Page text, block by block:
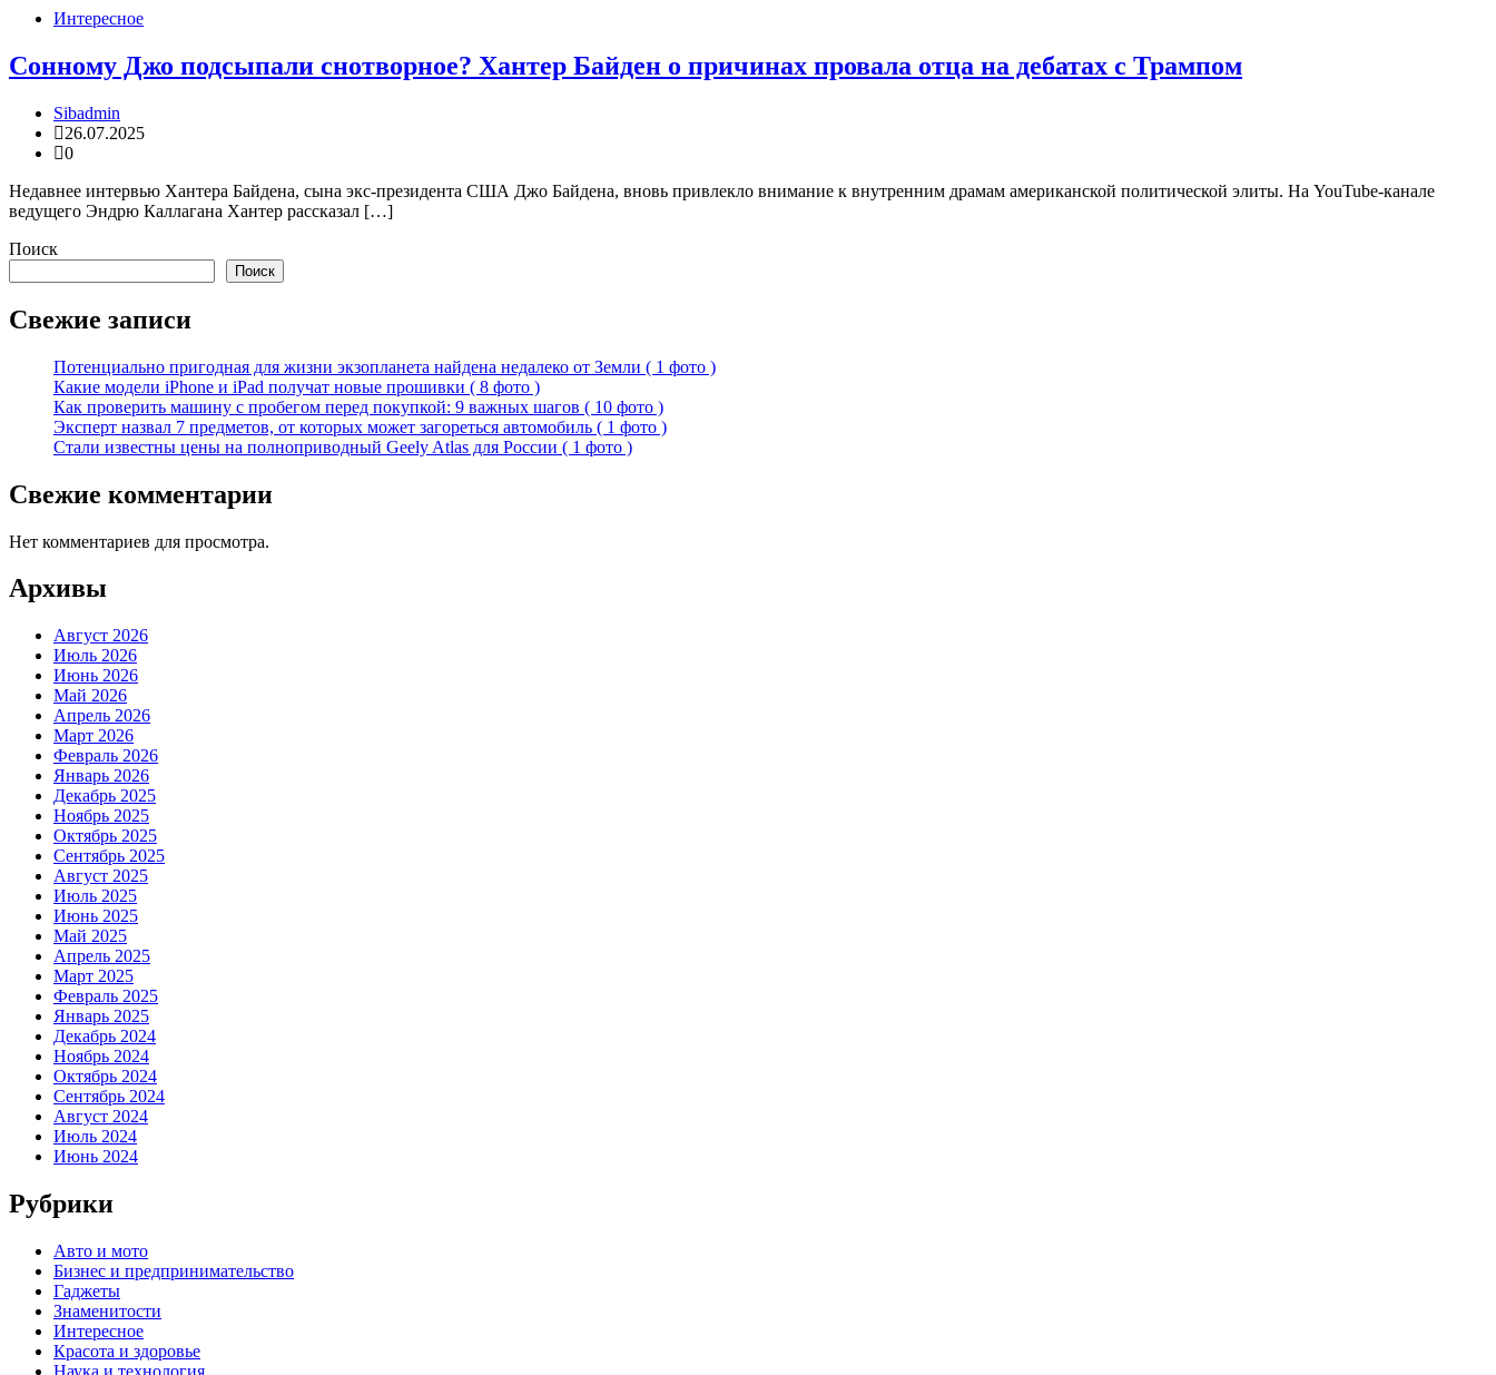
Интересное
Сонному Джо подсыпали снотворное? Хантер Байден о причинах провала отца на дебатах с Трампом
Sibadmin
26.07.2025
0
Недавнее интервью Хантера Байдена, сына экс-президента США Джо Байдена, вновь привлекло внимание к внутренним драмам американской политической элиты. На YouTube-канале
ведущего Эндрю Каллагана Хантер рассказал […]
Поиск
Поиск
Свежие записи
Потенциально пригодная для жизни экзопланета найдена недалеко от Земли ( 1 фото )
Какие модели iPhone и iPad получат новые прошивки ( 8 фото )
Как проверить машину с пробегом перед покупкой: 9 важных шагов ( 10 фото )
Эксперт назвал 7 предметов, от которых может загореться автомобиль ( 1 фото )
Стали известны цены на полноприводный Geely Atlas для России ( 1 фото )
Свежие комментарии
Нет комментариев для просмотра.
Архивы
Август 2026
Июль 2026
Июнь 2026
Май 2026
Апрель 2026
Март 2026
Февраль 2026
Январь 2026
Декабрь 2025
Ноябрь 2025
Октябрь 2025
Сентябрь 2025
Август 2025
Июль 2025
Июнь 2025
Май 2025
Апрель 2025
Март 2025
Февраль 2025
Январь 2025
Декабрь 2024
Ноябрь 2024
Октябрь 2024
Сентябрь 2024
Август 2024
Июль 2024
Июнь 2024
Рубрики
Авто и мото
Бизнес и предпринимательство
Гаджеты
Знаменитости
Интересное
Красота и здоровье